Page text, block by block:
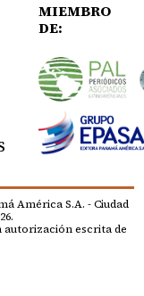
MIEMBRO
DE:
América S.A. - Ciudad
escrita de